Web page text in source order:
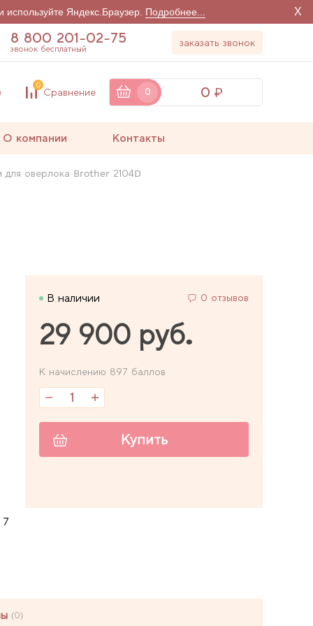
Яндекс.Браузер. Подробнее... X
8 800 201-02-75
звонок бесплатный
заказать звонок
Сравнение
0
0 0
О компании Контакты
для оверлока Brother 2104D
7
В наличии 0 отзывов
29 900 руб.
К начислению 897 баллов
Купить
(0)